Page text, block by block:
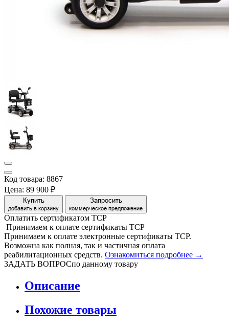
Код товара: 8867
Цена: 89 900 ₽
Купить
добавить в корзину
Запросить
коммерческое предложение
Оплатить сертификатом ТСР
Принимаем к оплате сертификаты ТСР
Принимаем к оплате электронные сертификаты ТСР.
Возможна как полная, так и частичная оплата
реабилитационных средств. Ознакомиться подробнее →
ЗАДАТЬ ВОПРОСпо данному товару
Описание
Похожие товары